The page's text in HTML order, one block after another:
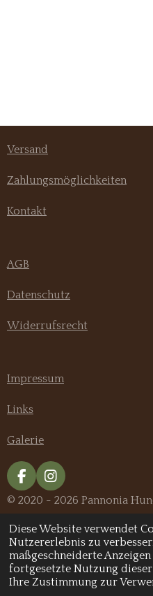
Diese Website verwendet
Nutzererlebnis zu
maßgeschneiderte
fortgesetzte Nutzung
Ihre Zustimmung zur
Versand
Zahlungsmöglichkeiten
Kontakt
AGB
Datenschutz
Widerrufsrecht
Impressum
Links
Galerie
F
a
c
b
o
o
k
I
n
s
a
g
r
a
m
© 2020 - 2026 Pannonia